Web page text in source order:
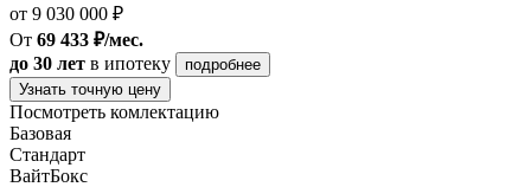
от 9 030 000 ₽
От 69 433 ₽/мес.
до 30 лет в ипотеку
подробнее
Узнать точную цену
Посмотреть комлектацию
Базовая
Стандарт
ВайтБокс